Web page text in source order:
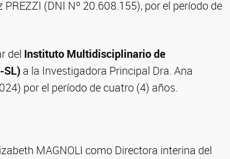
(DNI Nº 20.608.155), por el período de
del Instituto Multidisciplinario de
SL) a la Investigadora Principal Dra. Ana
por el período de cuatro (4) años.
MAGNOLI como Directora interina del